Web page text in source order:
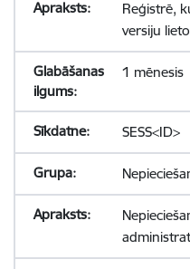
Reģistrē,
versiju
1 mēnesis
SESS<ID>